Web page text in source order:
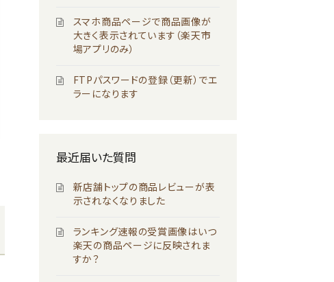
スマホ商品ページで商品画像が
大きく表示されています（楽天市
場アプリのみ）
FTPパスワードの登録（更新）でエ
ラーになります
最近届いた質問
新店舗トップの商品レビューが表
示されなくなりました
ランキング速報の受賞画像はいつ
楽天の商品ページに反映されま
すか？